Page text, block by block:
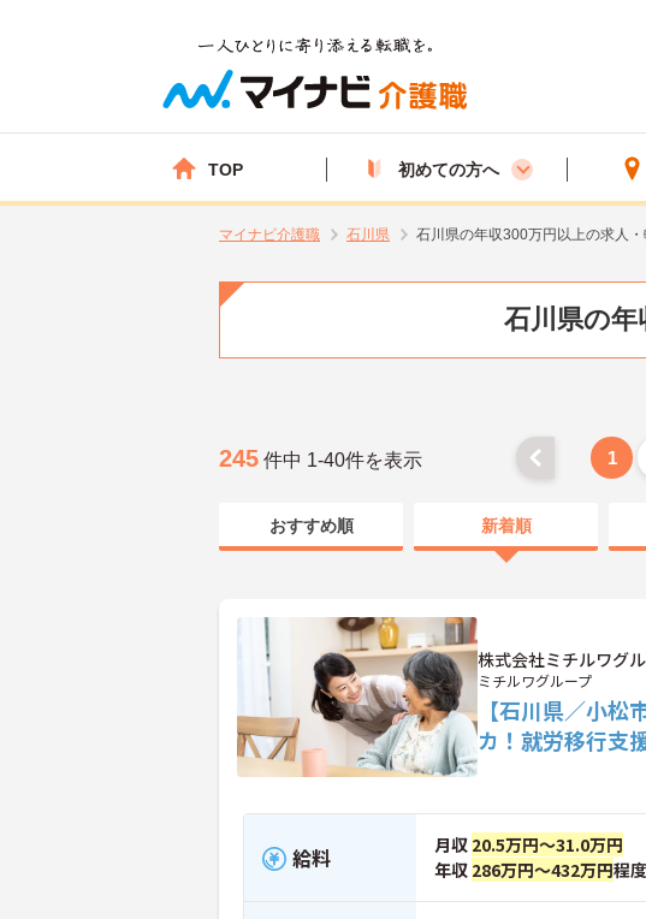
TOP 初めての方へ
マイナビ介護職 石川県 石川県の年収300万円以上の求人
石川県の年
245 件中 1-40件を表示 1
おすすめ順 新着順
株式会社ミチルワグ
ミチルワグループ
【石川県／小
カ！就労移行支
給料 月収 20.5万円～31.0万円
年収 286万円～432万円程